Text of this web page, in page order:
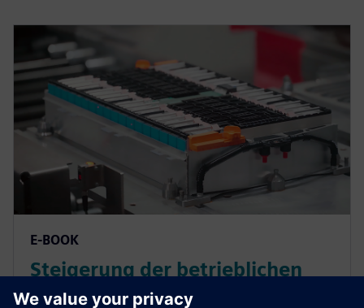
E-BOOK
Steigerung der betrieblichen
Effizienz im gesamten